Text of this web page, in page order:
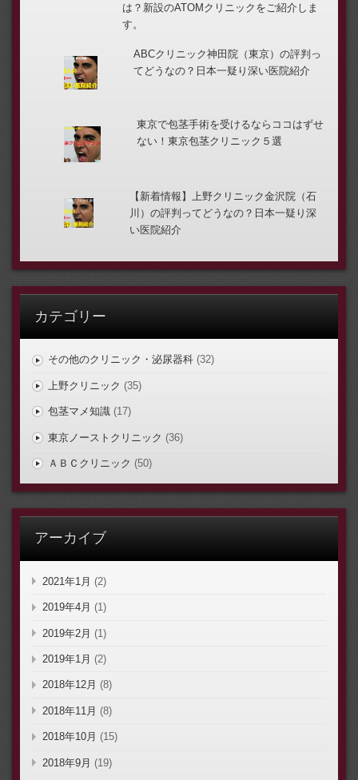
は？新設のATOMクリニックをご紹介しま
す。
ABCクリニック神田院（東京）の評判っ
てどうなの？日本一疑り深い医院紹介
東京で包茎手術を受けるならココはずせ
ない！東京包茎クリニック５選
【新着情報】上野クリニック金沢院（石
川）の評判ってどうなの？日本一疑り深
い医院紹介
カテゴリー
その他のクリニック・泌尿器科(32)
上野クリニック (35)
包茎マメ知識(17)
東京ノーストクリニック (36)
ＡＢＣクリニック (50)
アーカイブ
2021年1月 (2)
2019年4月 (1)
2019年2月 (1)
2019年1月 (2)
2018年12月 (8)
2018年11月 (8)
2018年10月 (15)
2018年9月 (19)